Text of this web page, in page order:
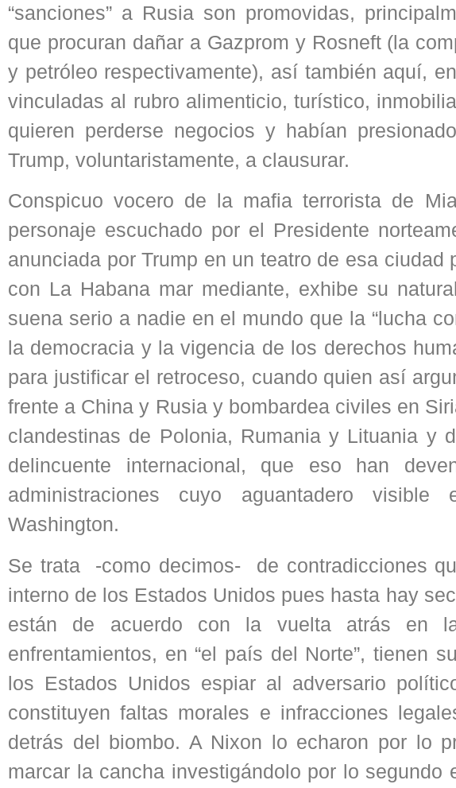
“sanciones” a Rusia son promovidas,
que procuran dañar a Gazprom y Rosneft (la
y petróleo respectivamente), así también aquí,
vinculadas al rubro alimenticio, turístico,
quieren perderse negocios y habían
Trump, voluntaristamente, a clausurar.
Conspicuo vocero de la mafia terrorista de
personaje escuchado por el Presidente
anunciada por Trump en un teatro de esa
con La Habana mar mediante, exhibe su
suena serio a nadie en el mundo que la “lucha
la democracia y la vigencia de los derechos
para justificar el retroceso, cuando quien así
frente a China y Rusia y bombardea civiles en
clandestinas de Polonia, Rumania y Lituania y
delincuente internacional, que eso han
administraciones cuyo aguantadero
Washington.
Se trata -como decimos- de contradicciones
interno de los Estados Unidos pues hasta hay
están de acuerdo con la vuelta atrás en
enfrentamientos, en “el país del Norte”, tienen
los Estados Unidos espiar al adversario
constituyen faltas morales e infracciones
detrás del biombo. A Nixon lo echaron por lo
marcar la cancha investigándolo por lo segundo